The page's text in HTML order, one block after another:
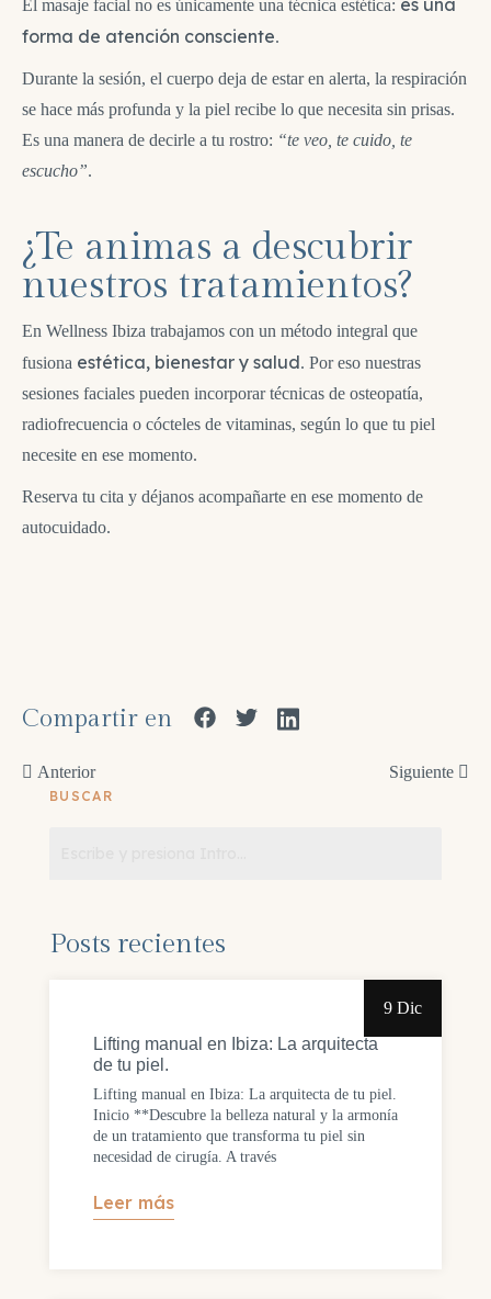
El masaje facial no es únicamente una técnica estética:
forma de atención consciente.
Durante la sesión, el cuerpo deja de estar en alerta, la respiración
se hace más profunda y la piel recibe lo que necesita sin prisas.
Es una manera de decirle a tu rostro: “te veo, te cuido, te
escucho”.
¿Te animas a descubrir
nuestros tratamientos?​
En Wellness Ibiza trabajamos con un método integral que
fusiona estética, bienestar y salud. Por eso nuestras
sesiones faciales pueden incorporar técnicas de osteopatía,
radiofrecuencia o cócteles de vitaminas, según lo que tu piel
necesite en ese momento.
Reserva tu cita y déjanos acompañarte en ese momento de
autocuidado.
Compartir en
Anterior Siguiente
BUSCAR
Posts recientes
9 Dic
Lifting manual en Ibiza: La arquitecta
de tu piel.
Lifting manual en Ibiza: La arquitecta de tu piel.
Inicio **Descubre la belleza natural y la armonía
de un tratamiento que transforma tu piel sin
necesidad de cirugía. A través
Leer más